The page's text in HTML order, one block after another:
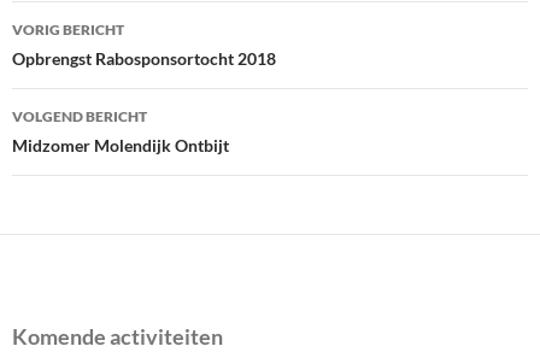
Bericht
navigatie
VORIG BERICHT
Opbrengst Rabosponsortocht 2018
VOLGEND BERICHT
Midzomer Molendijk Ontbijt
Komende activiteiten